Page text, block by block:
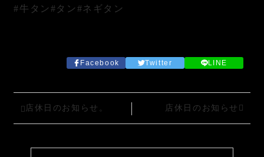
#牛タン#タン#ネギタン
Facebook Twitter LINE
店休日のお知らせ。 店休日のお知らせ